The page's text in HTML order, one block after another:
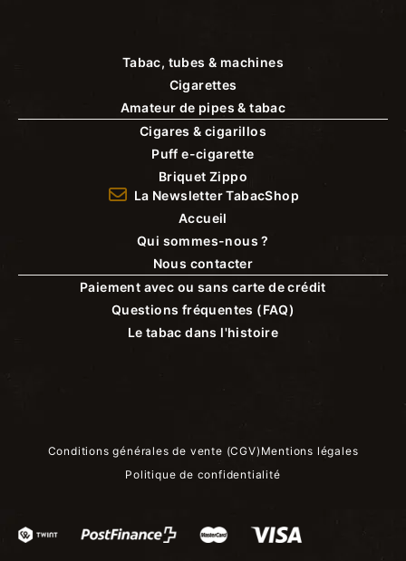
Tabac, tubes & machines
Cigarettes
Amateur de pipes & tabac
Cigares & cigarillos
Puff e-cigarette
Briquet Zippo
La Newsletter TabacShop
Accueil
Qui sommes-nous ?
Nous contacter
Paiement avec ou sans carte de crédit
Questions fréquentes (FAQ)
Le tabac dans l'histoire
Conditions générales de vente (CGV) Mentions légales
Politique de confidentialité